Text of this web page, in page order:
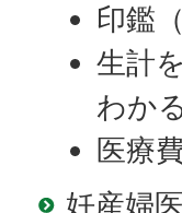
印鑑
生計
わか
医療
妊産婦